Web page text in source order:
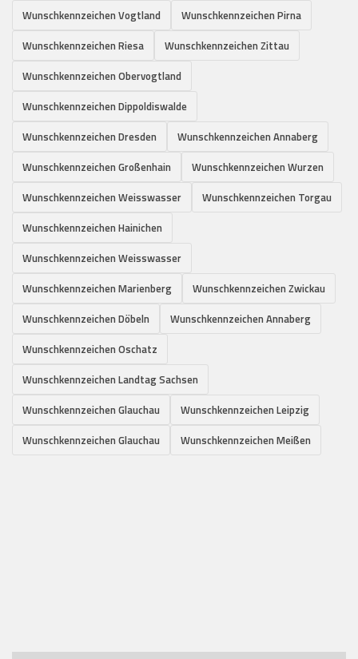
Wunschkennzeichen Vogtland
Wunschkennzeichen Pirna
Wunschkennzeichen Riesa
Wunschkennzeichen Zittau
Wunschkennzeichen Obervogtland
Wunschkennzeichen Dippoldiswalde
Wunschkennzeichen Dresden
Wunschkennzeichen Annaberg
Wunschkennzeichen Großenhain
Wunschkennzeichen Wurzen
Wunschkennzeichen Weisswasser
Wunschkennzeichen Torgau
Wunschkennzeichen Hainichen
Wunschkennzeichen Weisswasser
Wunschkennzeichen Marienberg
Wunschkennzeichen Zwickau
Wunschkennzeichen Döbeln
Wunschkennzeichen Annaberg
Wunschkennzeichen Oschatz
Wunschkennzeichen Landtag Sachsen
Wunschkennzeichen Glauchau
Wunschkennzeichen Leipzig
Wunschkennzeichen Glauchau
Wunschkennzeichen Meißen